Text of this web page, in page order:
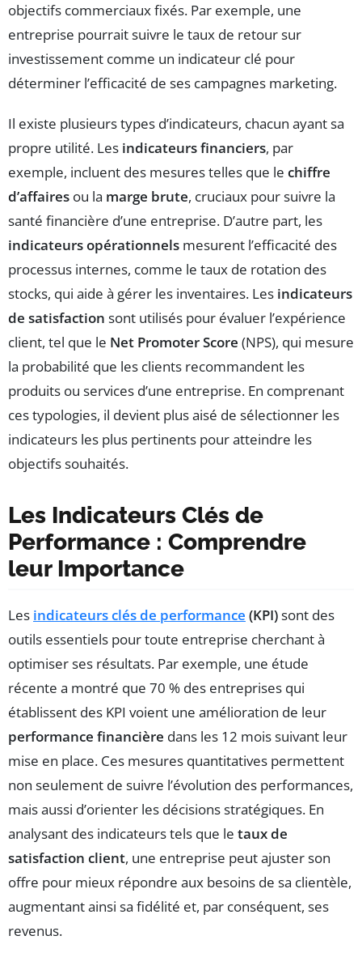
objectifs commerciaux fixés. Par exemple, une
entreprise pourrait suivre le taux de retour sur
investissement comme un indicateur clé pour
déterminer l’efficacité de ses campagnes marketing.
Il existe plusieurs types d’indicateurs, chacun ayant sa
propre utilité. Les indicateurs financiers, par
exemple, incluent des mesures telles que le chiffre
d’affaires ou la marge brute, cruciaux pour suivre la
santé financière d’une entreprise. D’autre part, les
indicateurs opérationnels mesurent l’efficacité des
processus internes, comme le taux de rotation des
stocks, qui aide à gérer les inventaires. Les indicateurs
de satisfaction sont utilisés pour évaluer l’expérience
client, tel que le Net Promoter Score (NPS), qui mesure
la probabilité que les clients recommandent les
produits ou services d’une entreprise. En comprenant
ces typologies, il devient plus aisé de sélectionner les
indicateurs les plus pertinents pour atteindre les
objectifs souhaités.
Les Indicateurs Clés de
Performance : Comprendre
leur Importance
Les indicateurs clés de performance (KPI)sont des
outils essentiels pour toute entreprise cherchant à
optimiser ses résultats. Par exemple, une étude
récente a montré que 70 % des entreprises qui
établissent des KPI voient une amélioration de leur
performance financière dans les 12 mois suivant leur
mise en place. Ces mesures quantitatives permettent
non seulement de suivre l’évolution des performances,
mais aussi d’orienter les décisions stratégiques. En
analysant des indicateurs tels que le taux de
satisfaction client, une entreprise peut ajuster son
offre pour mieux répondre aux besoins de sa clientèle,
augmentant ainsi sa fidélité et, par conséquent, ses
revenus.